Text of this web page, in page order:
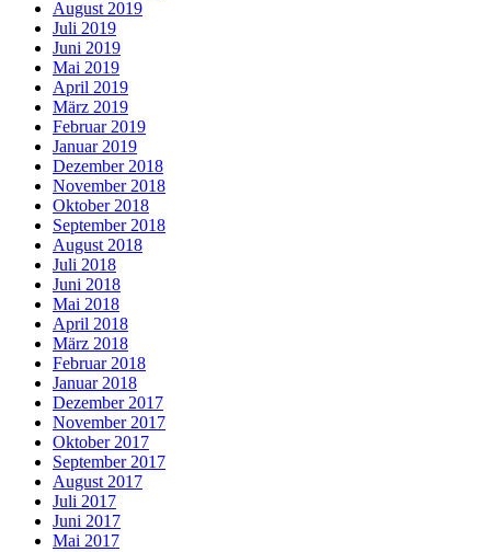
August 2019
Juli 2019
Juni 2019
Mai 2019
April 2019
März 2019
Februar 2019
Januar 2019
Dezember 2018
November 2018
Oktober 2018
September 2018
August 2018
Juli 2018
Juni 2018
Mai 2018
April 2018
März 2018
Februar 2018
Januar 2018
Dezember 2017
November 2017
Oktober 2017
September 2017
August 2017
Juli 2017
Juni 2017
Mai 2017